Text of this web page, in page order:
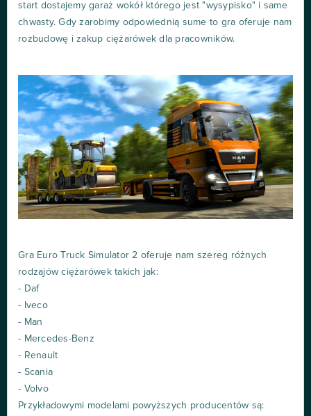
start dostajemy garaż wokół którego jest "wysypisko" i same
chwasty. Gdy zarobimy odpowiednią sume to gra oferuje nam
rozbudowę i zakup ciężarówek dla pracowników.
Gra Euro Truck Simulator 2 oferuje nam szereg różnych
rodzajów ciężarówek takich jak:
- Daf
- Iveco
- Man
- Mercedes-Benz
- Renault
- Scania
- Volvo
Przykładowymi modelami powyższych producentów są: